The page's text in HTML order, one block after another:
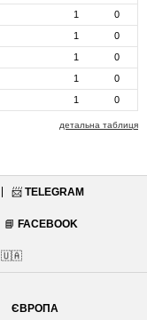
1
0
1
0
1
0
1
0
1 0
детальна таблиця
📨 TELEGRAM
📘 FACEBOOK
🇺🇦
ЄВРОПА